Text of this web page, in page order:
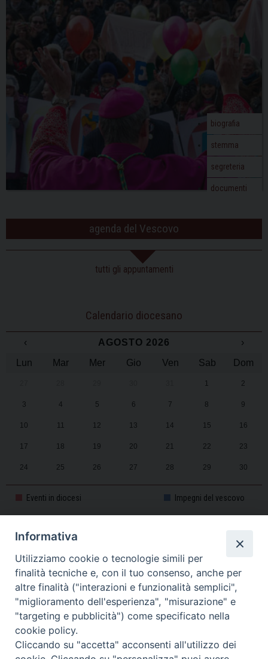
biografia
stemma
segreteria
documenti
agenda del Vescovo
tutti gli appuntamenti
Calendario diocesano
‹ AGOSTO 2026
›
Lun
Mar Mer Gio Ven Sab Dom
1 2
3 4 5 6 7 8 9
10 11 12 13 14 15 16
17 18 19 20 21 22 23
24 25 26 27 28 29 30
31 1 2 3 4 5 6
Eventi in diocesi Impegni del vescovo
CALENDARIO PASTORALE 2025-2026
Informativa
Utilizziamo cookie o tecnologie simili per
finalità tecniche e, con il tuo consenso, anche per
altre finalità ("interazioni e funzionalità semplici",
"miglioramento dell'esperienza", "misurazione" e
"targeting e pubblicità") come specificato nella
cookie policy.
Cliccando su "accetta" acconsenti all'utilizzo dei